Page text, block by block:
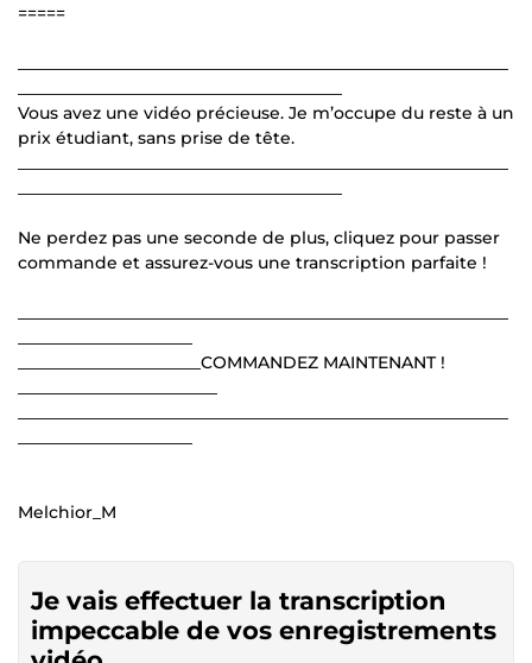
=====
Vous avez une vidéo précieuse. Je m’occupe du reste à un
prix étudiant, sans prise de tête.
Ne perdez pas une seconde de plus, cliquez pour passer
commande et assurez-vous une transcription parfaite !
______________________COMMANDEZ MAINTENANT !
Melchior_M
Je vais effectuer la transcription
impeccable de vos enregistrements